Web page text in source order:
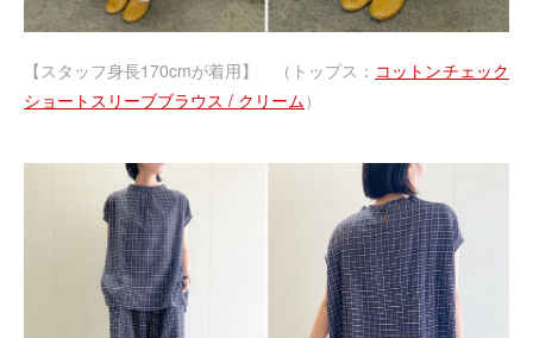
【スタッフ身長170cmが着用】 （トップス： コットンチェック
ショートスリーブブラウス / クリーム）